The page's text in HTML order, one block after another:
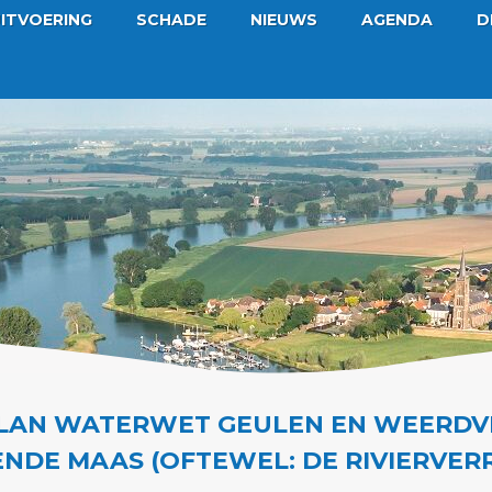
SCHADE NIEUWS AGENDA
WATERWET GEULEN EN
MAAS (OFTEWEL: DE